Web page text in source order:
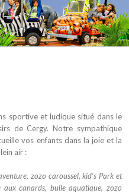
sportive et ludique situé dans le
de Cergy. Notre sympathique
vos enfants dans la joie et la
air :
zozo caroussel, kid’s Park et
canards, bulle aquatique, zozo